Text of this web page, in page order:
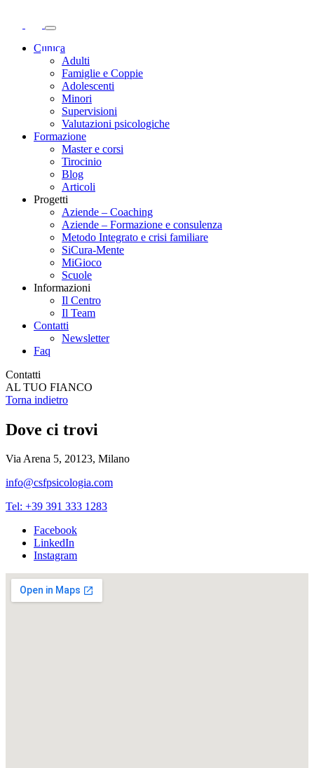
Clinica
Adulti
Famiglie e Coppie
Adolescenti
Minori
Supervisioni
Valutazioni psicologiche
Formazione
Master e corsi
Tirocinio
Blog
Articoli
Progetti
Aziende – Coaching
Aziende – Formazione e consulenza
Metodo Integrato e crisi familiare
SiCura-Mente
MiGioco
Scuole
Informazioni
Il Centro
Il Team
Contatti
Newsletter
Faq
Contatti
AL TUO FIANCO
Torna indietro
Dove ci trovi
Via Arena 5, 20123, Milano
info@csfpsicologia.com
Tel: +39 391 333 1283
Facebook
LinkedIn
Instagram